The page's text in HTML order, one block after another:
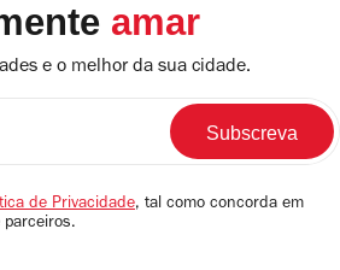
amar
e o melhor da sua cidade.
de Privacidade, tal como concorda em
parceiros.